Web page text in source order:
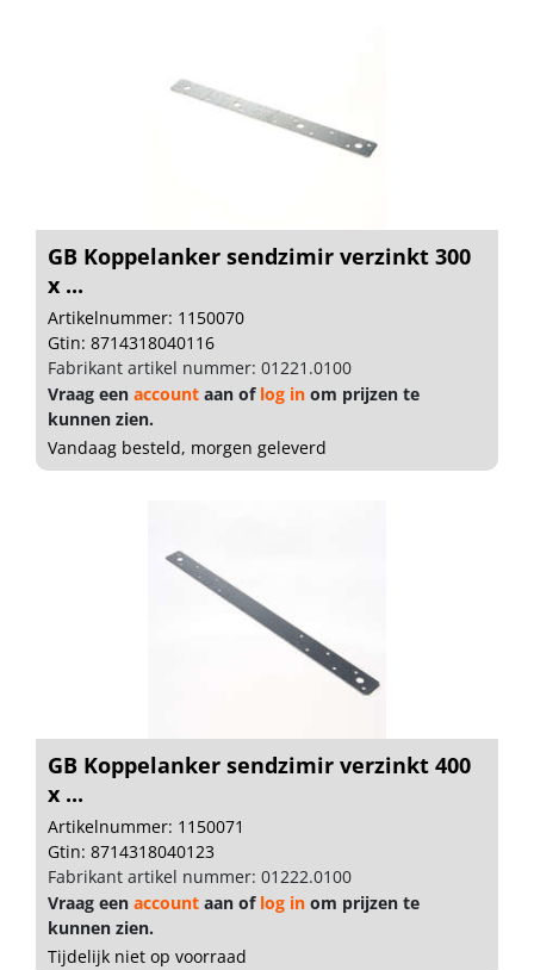
GB Koppelanker sendzimir verzinkt 300
x ...
Artikelnummer: 1150070
Gtin: 8714318040116
Fabrikant artikel nummer: 01221.0100
Vraag een account aan of log in om prijzen te
kunnen zien.
Vandaag besteld, morgen geleverd
GB Koppelanker sendzimir verzinkt 400
x ...
Artikelnummer: 1150071
Gtin: 8714318040123
Fabrikant artikel nummer: 01222.0100
Vraag een account aan of log in om prijzen te
kunnen zien.
Tijdelijk niet op voorraad